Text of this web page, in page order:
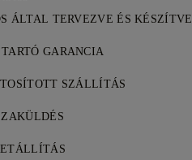
ÁLTAL TERVEZVE ÉS KÉSZÍTVE
művészete, a 77 Diamonds
GARANCIA
vásárlásához élethosszig tartó
aFeltételekben
SZÁLLÍTÁS
ingyenes, függetlenül attól, hogy
kockázatmentesen és teljes
teljes mértékben, a vásárlást 30